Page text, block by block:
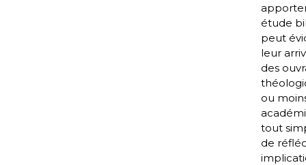
étude
peut
leur
des
ou
tout
de